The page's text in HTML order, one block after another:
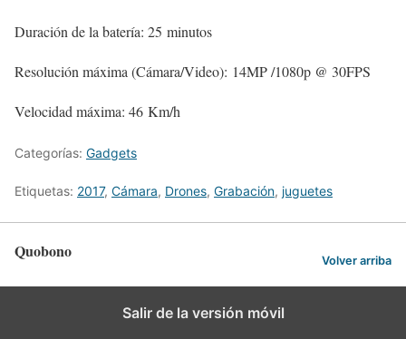
Duración de la batería: 25 minutos
Resolución máxima (Cámara/Video): 14MP /1080p @ 30FPS
Velocidad máxima: 46 Km/h
Categorías: Gadgets
Etiquetas: 2017, Cámara, Drones, Grabación, juguetes
Quobono Volver arriba
Salir de la versión móvil